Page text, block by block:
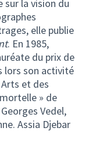
sur la vision du
elle publie
. En 1985,
du prix de
lors son activité
et des
» de
Vedel,
Assia Djebar